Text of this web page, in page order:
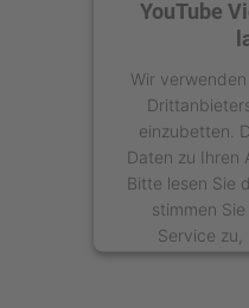
YouTube
Wir
einzubetten.
Daten zu Ihren
Bitte lesen Sie
stimmen
Service zu,